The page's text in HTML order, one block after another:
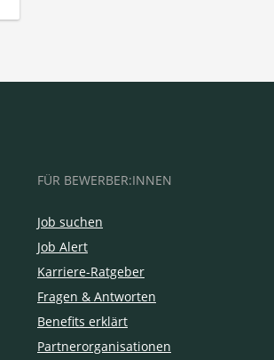
FÜR BEWERBER:INNEN
Job suchen
Job Alert
Karriere-Ratgeber
Fragen & Antworten
Benefits erklärt
Partnerorganisationen